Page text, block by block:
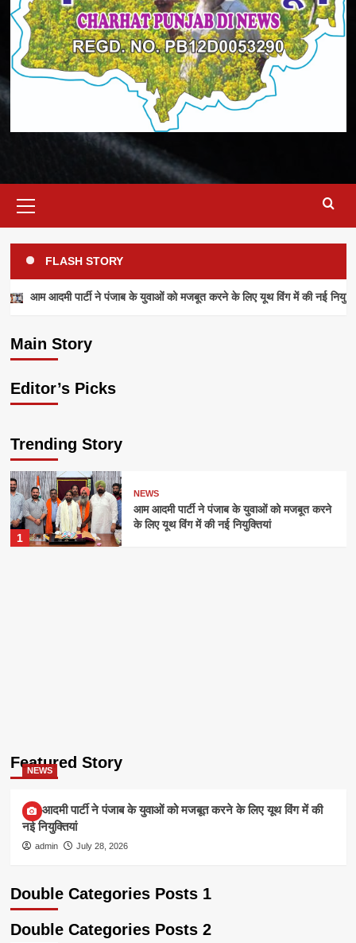
Menu
FLASH STORY
आम आदमी पार्टी ने पंजाब के युवाओं को मजबूत करने के लिए यूथ विंग में की नई
Main Story
आम आदमी पार्टी ने पंजाब के युवाओं को मजबूत करने के
admin July 28, 2026
Editor’s Picks
Trending Story
1
NEWS
आम आदमी पार्टी ने पंजाब के युवाओं को मजबूत करने
के लिए यूथ विंग में की नई नियुक्तियां
Featured Story
NEWS
आम आदमी पार्टी ने पंजाब के युवाओं को मजबूत करने के लिए यूथ विंग में की
नई नियुक्तियां
admin July 28, 2026
Double Categories Posts 1
Double Categories Posts 2